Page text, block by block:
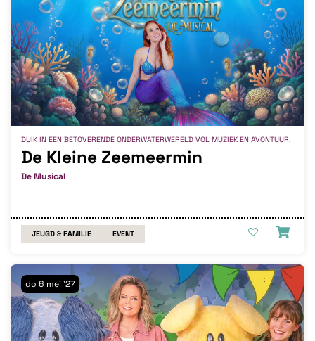
De Kleine Zeemeermin
De Musical
DUIK IN EEN BETOVERENDE ONDERWATERWERELD VOL MUZIEK EN AVONTUUR.
JEUGD & FAMILIE EVENT
do 6 mei '27